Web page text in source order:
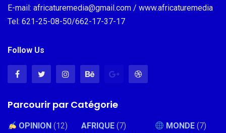
E-mail: africaturemedia@gmail.com / www.africaturemedia
Tel: 621-25-08-50/662-17-37-17
Follow Us
Parcourir par Catégorie
OPINION (12) AFRIQUE (7) MONDE (7)